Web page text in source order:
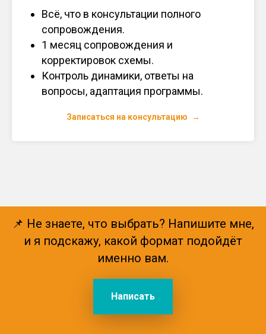
Всё, что в консультации полного
сопровождения.
1 месяц сопровождения и
корректировок схемы.
Контроль динамики, ответы на
вопросы, адаптация программы.
Записаться на консультацию
📌 Не знаете, что выбрать? Напишите мне,
и я подскажу, какой формат подойдёт
именно вам.
Написать